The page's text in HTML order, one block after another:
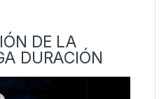
DE LA
DURACIÓN